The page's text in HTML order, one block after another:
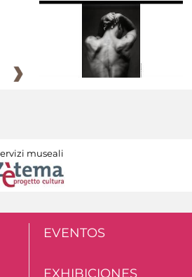
museali
EVENTOS
EXHIBICIONES